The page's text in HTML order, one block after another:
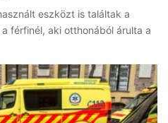
eszközt is találtak a
férfinél, aki otthonából árulta a